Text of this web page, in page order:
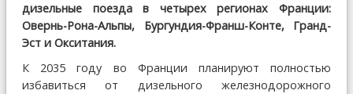
дизельные поезда в четырех регионах Франции:
Овернь-Рона-Альпы, Бургундия-Франш-Конте, Гранд-
Эст и Окситания.
К 2035 году во Франции планируют полностью
избавиться от дизельного железнодорожного